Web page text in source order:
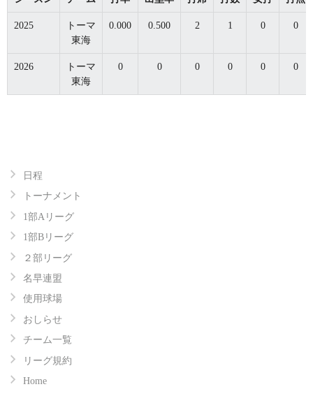
2025
トーマ
東海
0.000 0.500 2 1 0 0
2026
トーマ
東海
0 0 0 0 0 0
日程
トーナメント
1部Aリーグ
1部Bリーグ
２部リーグ
名早連盟
使用球場
おしらせ
チーム一覧
リーグ規約
Home